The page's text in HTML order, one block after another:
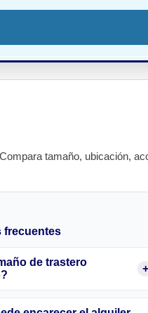
tamaño, ubicación,
frecuentes
de trastero